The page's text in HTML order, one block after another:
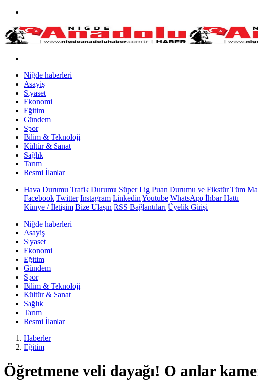
Niğde haberleri
Asayiş
Siyaset
Ekonomi
Eğitim
Gündem
Spor
Bilim & Teknoloji
Kültür & Sanat
Sağlık
Tarım
Resmi İlanlar
Hava Durumu Trafik Durumu Süper Lig Puan Durumu ve Fikstür Tüm
Facebook Twitter Instagram Linkedin Youtube WhatsApp İhbar Hattı
Künye / İletişim Bize Ulaşın RSS Bağlantıları Üyelik Girişi
Niğde haberleri
Asayiş
Siyaset
Ekonomi
Eğitim
Gündem
Spor
Bilim & Teknoloji
Kültür & Sanat
Sağlık
Tarım
Resmi İlanlar
Haberler
Eğitim
Öğretmene veli dayağı! O anlar